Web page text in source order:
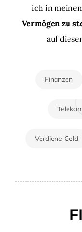
ich in
Vermögen zu
auf
Finanzen
Verdiene Geld